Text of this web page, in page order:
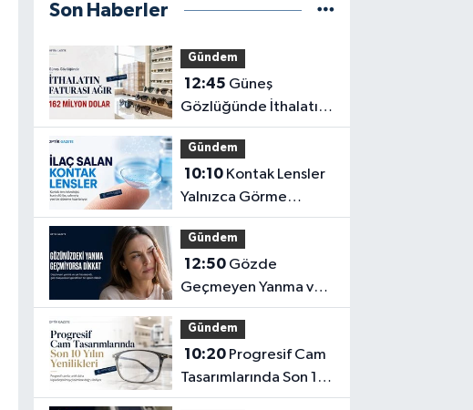
Son Haberler
Gündem
12:45
Gözlüğünde İthalatın
Ağır Faturası: 162
Milyon Dolar
Gündem
10:10
Yalnızca Görme
Düzeltme Aracı
Olmayabilir
Gündem
12:50
Geçmeyen Yanma ve
Işık Hassasiyeti Hafife
Alınmamalı
Gündem
10:20
Tasarımlarında Son 10
Yılın Yenilikleri